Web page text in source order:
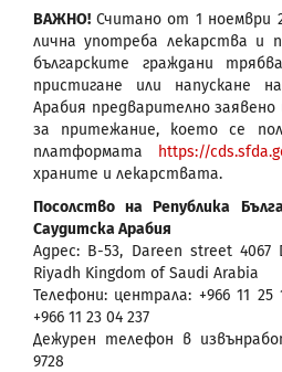
ВАЖНО! Считано от 1 ноември
лична употреба лекарства и
българските граждани
пристигане или напускане
Арабия предварително
за притежание, което се
платформата
https://
храните и лекарствата.
Посолство на Република
Саудитска Арабия
Адрес: B-53, Dareen street 4067
Riyadh Kingdom of Saudi Arabia
Телефони: централа: +966 11 25
+966 11 23 04 237
Дежурен телефон в
9728